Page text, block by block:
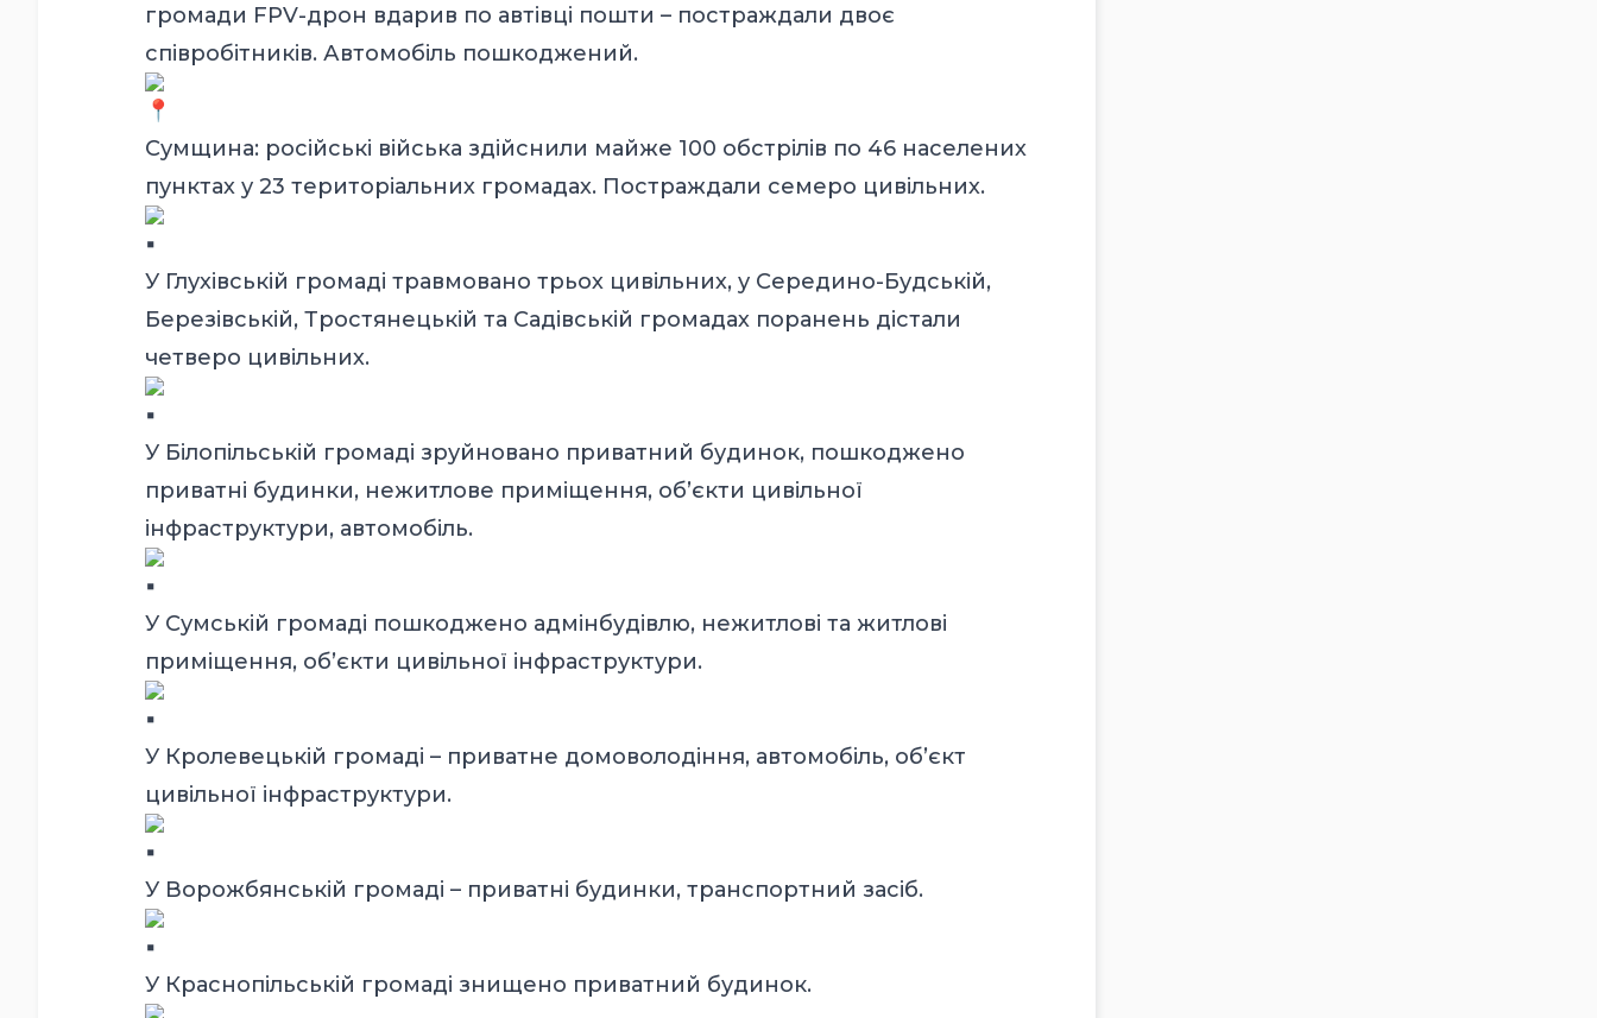
громади FPV-дрон вдарив по автівці пошти – постраждали двоє
співробітників. Автомобіль пошкоджений.
Сумщина: російські війська здійснили майже 100 обстрілів по 46 населених
пунктах у 23 територіальних громадах. Постраждали семеро цивільних.
️У Глухівській громаді травмовано трьох цивільних, у Середино-Будській,
Березівській, Тростянецькій та Садівській громадах поранень дістали
четверо цивільних.
У Білопільській громаді зруйновано приватний будинок, пошкоджено
приватні будинки, нежитлове приміщення, об’єкти цивільної
інфраструктури, автомобіль.
У Сумській громаді пошкоджено адмінбудівлю, нежитлові та житлові
приміщення, об’єкти цивільної інфраструктури.
У Кролевецькій громаді – приватне домоволодіння, автомобіль, об’єкт
цивільної інфраструктури.
У Ворожбянській громаді – приватні будинки, транспортний засіб.
У Краснопільській громаді знищено приватний будинок.